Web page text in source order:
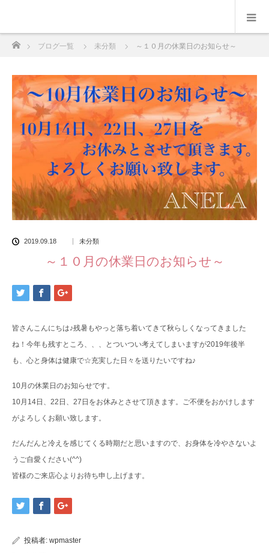
ブログ一覧 未分類 ～１０月の休業日のお知らせ～
2019.09.18 未分類
～１０月の休業日のお知らせ～
皆さんこんにちは♪残暑もやっと落ち着いてきて秋らしくなってきました
ね！今年も残すところ、、、とついつい考えてしまいますが2019年後半
も、心と身体は健康で☆充実した日々を送りたいですね♪
10月の休業日のお知らせです。
10月14日、22日、27日をお休みとさせて頂きます。ご不便をおかけします
がよろしくお願い致します。
だんだんと冷えを感じてくる時期だと思いますので、お身体を冷やさないよ
うご自愛ください(^^)
皆様のご来店心よりお待ち申し上げます。
投稿者: wpmaster